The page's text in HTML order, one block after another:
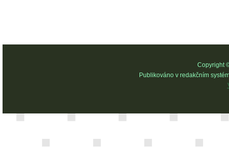
Copyright
Publikováno v redakčním